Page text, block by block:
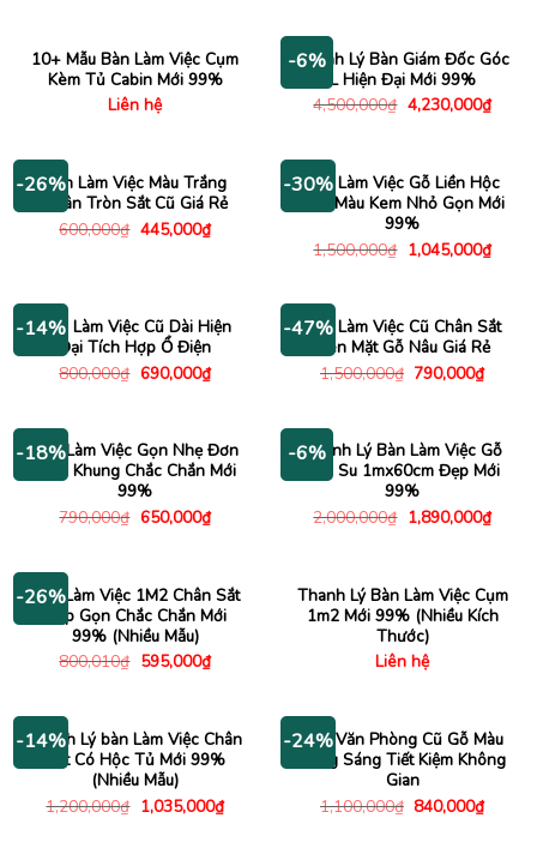
650,000₫.
10+ Mẫu Bàn Làm Việc Cụm
Kèm Tủ Cabin Mới 99%
Liên hệ
-6%
Thanh Lý Bàn Giám Đốc Góc
L Hiện Đại Mới 99%
4,500,000₫ Giá
gốc
4,230,000₫Giá
hiện
-26%Bàn Làm Việc Màu Trắng
Chân Tròn Sắt Cũ Giá Rẻ
600,000₫ Giá
445,000₫Giá
hiện
-30%
Bàn Làm Việc Gỗ Liền Hộc
Kéo Màu Kem Nhỏ Gọn Mới
99%
1,500,000₫ Giá
gốc
1,045,000₫Giá
hiện
-14%Bàn Làm Việc Cũ Dài Hiện
Đại Tích Hợp Ổ Điện
800,000₫ Giá
690,000₫Giá
hiện
690,000₫.
-47%
Bàn Làm Việc Cũ Chân Sắt
Đen Mặt Gỗ Nâu Giá Rẻ
1,500,000₫ Giá
790,000₫Giá
hiện
-18%
Bàn Làm Việc Gọn Nhẹ Đơn
Giản Khung Chắc Chắn Mới
99%
790,000₫ Giá
650,000₫Giá
hiện
-6%
Thanh Lý Bàn Làm Việc Gỗ
Cao Su 1mx60cm Đẹp Mới
99%
2,000,000₫ Giá
gốc
1,890,000₫Giá
hiện
-26%
Bàn Làm Việc 1M2 Chân Sắt
Gấp Gọn Chắc Chắn Mới
99% (Nhiều Mẫu)
800,010₫ Giá
595,000₫Giá
hiện
595,000₫.
Thanh Lý Bàn Làm Việc Cụm
1m2 Mới 99% (Nhiều Kích
Thước)
Liên hệ
-14%
Thanh Lý bàn Làm Việc Chân
Sắt Có Hộc Tủ Mới 99%
(Nhiều Mẫu)
1,200,000₫ Giá
gốc
1,035,000₫Giá
hiện
-24%
Bàn Văn Phòng Cũ Gỗ Màu
Vàng Sáng Tiết Kiệm Không
Gian
1,100,000₫ Giá
840,000₫Giá
hiện